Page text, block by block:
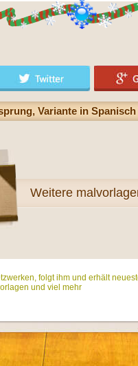
Variante in
Weitere
folgt ihm und erhält
und viel mehr